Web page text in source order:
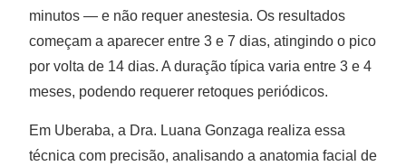
minutos — e não requer anestesia. Os resultados
começam a aparecer entre 3 e 7 dias, atingindo o pico
por volta de 14 dias. A duração típica varia entre 3 e 4
meses, podendo requerer retoques periódicos.
Em Uberaba, a Dra. Luana Gonzaga realiza essa
técnica com precisão, analisando a anatomia facial de